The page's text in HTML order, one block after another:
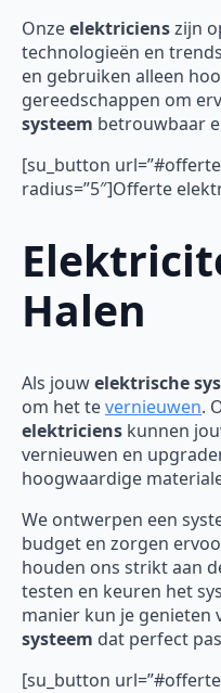
Onzeelektricienszijn
technologieën en
en gebruiken alleen
gereedschappen om
systeem betrouwbaar
[su_button
radius=”5″]Offerte
Halen
Als jouwelektrische
om het tevernieuwen.
elektriciens kunnen
vernieuwen en
hoogwaardige
We ontwerpen een
budget en zorgen
houden ons strikt aan
testen en keuren het
manier kun je genieten
systeem dat perfect
[su_button